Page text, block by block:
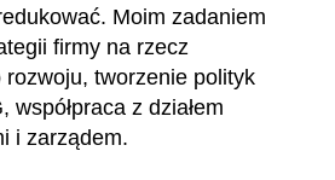
Moim zadaniem
firmy na rzecz
tworzenie polityk
współpraca z działem
i zarządem.